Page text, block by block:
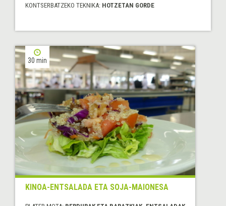
KONTSERBATZEKO TEKNIKA: HOTZETAN GORDE
30 min
KINOA-ENTSALADA ETA SOJA-MAIONESA